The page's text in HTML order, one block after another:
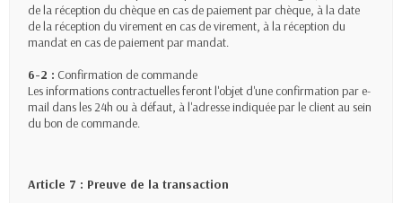
de la réception du chèque en cas de paiement par chèque, à la date
de la réception du virement en cas de virement, à la réception du
mandat en cas de paiement par mandat.
6-2 : Confirmation de commande
Les informations contractuelles feront l'objet d'une confirmation par e-
mail dans les 24h ou à défaut, à l'adresse indiquée par le client au sein
du bon de commande.
Article 7 : Preuve de la transaction